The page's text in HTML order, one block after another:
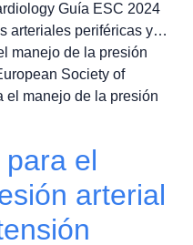
Guía ESC 2024
arteriales periféricas y…
manejo de la presión
Society of
el manejo de la presión
el
arterial